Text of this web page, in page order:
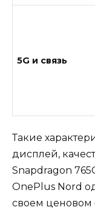
5G и связь
Такие
дисплей,
Snapdragon
OnePlus Nord
своем ценовом